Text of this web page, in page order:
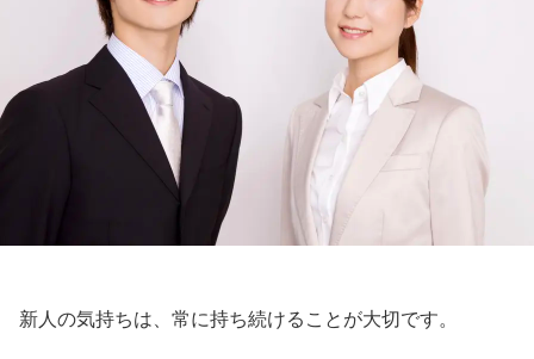
新人の気持ちは、常に持ち続けることが大切です。